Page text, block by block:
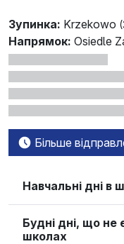
Зупинка: Krzekowo
Напрямок: Osiedle
Більше
Навчальні дні в
Будні дні, що
школах